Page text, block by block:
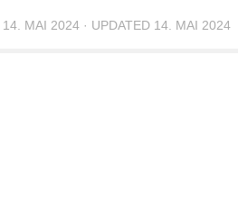
14. MAI 2024 · UPDATED 14. MAI 2024